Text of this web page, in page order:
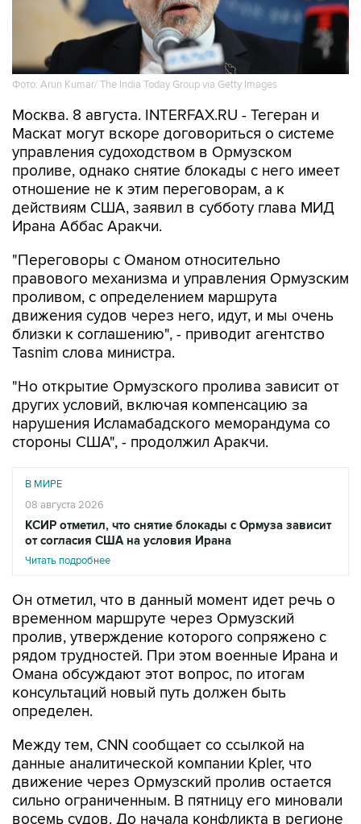
Фото: Arun Kumar/ The India Today Group via Getty Images
Москва. 8 августа. INTERFAX.RU - Тегеран и
Маскат могут вскоре договориться о системе
управления судоходством в Ормузском
проливе, однако снятие блокады с него имеет
отношение не к этим переговорам, а к
действиям США, заявил в субботу глава МИД
Ирана Аббас Аракчи.
"Переговоры с Оманом относительно
правового механизма и управления Ормузским
проливом, с определением маршрута
движения судов через него, идут, и мы очень
близки к соглашению", - приводит агентство
Tasnim слова министра.
"Но открытие Ормузского пролива зависит от
других условий, включая компенсацию за
нарушения Исламабадского меморандума со
стороны США", - продолжил Аракчи.
В МИРЕ
08 августа 2026
КСИР отметил, что снятие блокады с Ормуза зависит
от согласия США на условия Ирана
Читать подробнее
Он отметил, что в данный момент идет речь о
временном маршруте через Ормузский
пролив, утверждение которого сопряжено с
рядом трудностей. При этом военные Ирана и
Омана обсуждают этот вопрос, по итогам
консультаций новый путь должен быть
определен.
Между тем, CNN сообщает со ссылкой на
данные аналитической компании Kpler, что
движение через Ормузский пролив остается
сильно ограниченным. В пятницу его миновали
восемь судов. До начала конфликта в регионе